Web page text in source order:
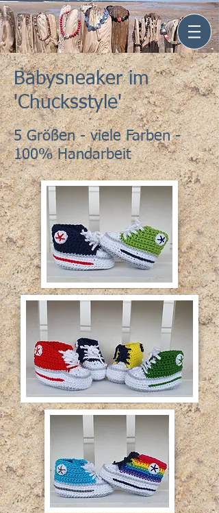
Babysneaker im
'Chucksstyle'
5 Größen - viele Farben -
100% Handarbeit